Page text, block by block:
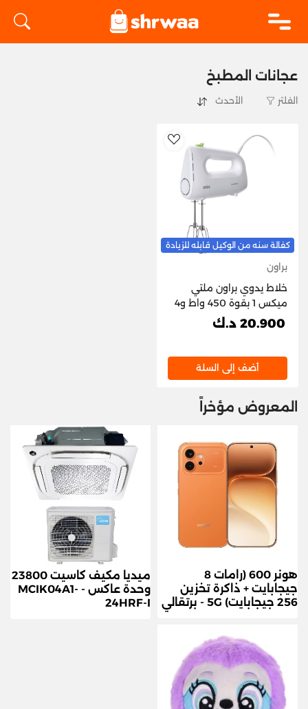
عجانات المطبخ
الفلتر
AddToWishlist
كفالة سنه من الوكيل قابله للزيادة
براون
خلاط يدوي براون ملتي
ميكس 1 بقوة 450 واط و4
سرعات، أبيض -
20.900 د.ك
أضف إلى السلة
المعروض مؤخراً
هونر 600 (رامات 8
جيجابايت + ذاكرة تخزين
256 جيجابايت) 5G - برتقالي
ميديا ​​مكيف كاسيت 23800
وحدة عاكس - MCIK04A1-
24HRF-I